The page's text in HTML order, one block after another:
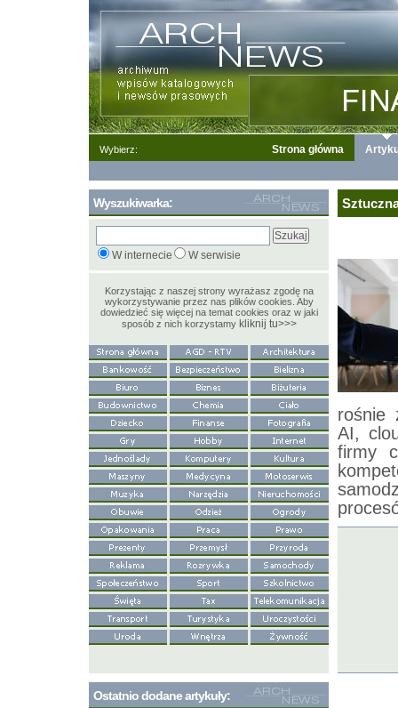
Wybierz: Strona główna
rośnie
AI,
firmy
Wyszukiwarka:
W internecie W serwisie
Korzystając z naszej strony wyrażasz zgodę na
wykorzystywanie przez nas plików cookies. Aby
dowiedzieć się więcej na temat cookies oraz w jaki
sposób z nich korzystamy kliknij tu>>>
Ostatnio dodane artykuły: